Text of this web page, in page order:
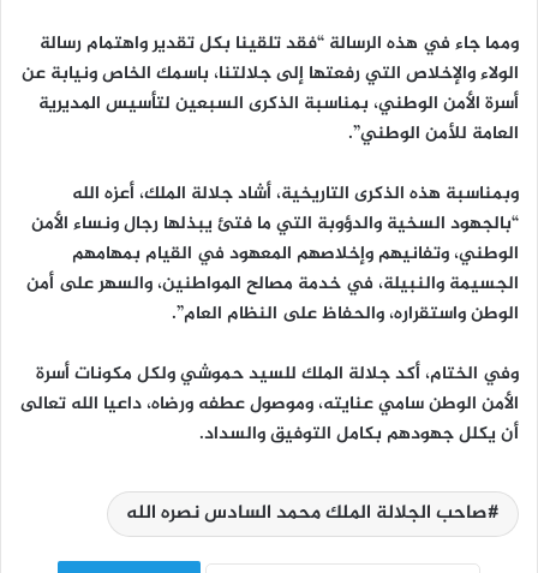
ومما جاء في هذه الرسالة “فقد تلقينا بكل تقدير واهتمام رسالة
الولاء والإخلاص التي رفعتها إلى جلالتنا، باسمك الخاص ونيابة عن
أسرة الأمن الوطني، بمناسبة الذكرى السبعين لتأسيس المديرية
العامة للأمن الوطني”.
وبمناسبة هذه الذكرى التاريخية، أشاد جلالة الملك، أعزه الله
“بالجهود السخية والدؤوبة التي ما فتئ يبذلها رجال ونساء الأمن
الوطني، وتفانيهم وإخلاصهم المعهود في القيام بمهامهم
الجسيمة والنبيلة، في خدمة مصالح المواطنين، والسهر على أمن
الوطن واستقراره، والحفاظ على النظام العام”.
وفي الختام، أكد جلالة الملك للسيد حموشي ولكل مكونات أسرة
الأمن الوطن سامي عنايته، وموصول عطفه ورضاه، داعيا الله تعالى
أن يكلل جهودهم بكامل التوفيق والسداد.
صاحب الجلالة الملك محمد السادس نصره الله